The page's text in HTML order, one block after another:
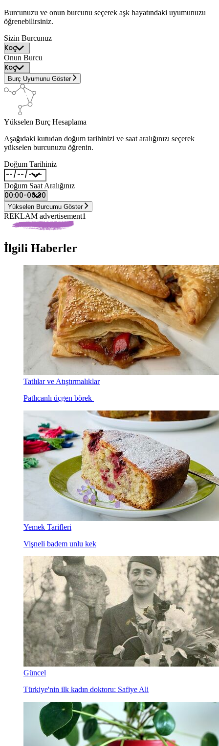
Burcunuzu ve onun burcunu seçerek aşk hayatındaki uyumunuzu
öğrenebilirsiniz.
Sizin Burcunuz
Onun Burcu
Burç Uyumunu Göster
Yükselen Burç Hesaplama
Aşağıdaki kutudan doğum tarihinizi ve saat aralığınızı seçerek
yükselen burcunuzu öğrenin.
Doğum Tarihiniz
Doğum Saat Aralığınız
Yükselen Burcumu Göster
REKLAM advertisement1
İlgili Haberler
Tatlılar ve Atıştırmalıklar
Patlıcanlı üçgen börek
Yemek Tarifleri
Vişneli badem unlu kek
Güncel
Türkiye'nin ilk kadın doktoru: Safiye Ali